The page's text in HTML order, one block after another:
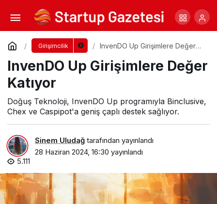
Girişimcilik
InvenDO Up Girişimlere Değer
InvenDO Up Girişimlere Değer
Katıyor
Doğuş Teknoloji, InvenDO Up programıyla Binclusive,
Chex ve Caspipot'a geniş çaplı destek sağlıyor.
Sinem Uludağ tarafından yayınlandı
28 Haziran 2024, 16:30 yayınlandı
5.111
Endeavor’dan Girişimcilere Global Destek
Yorum Yap Paylaş